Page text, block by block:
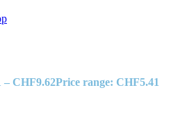
– CHF9.62Price range: CHF5.41